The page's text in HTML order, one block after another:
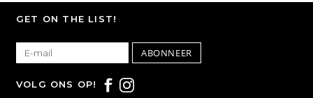
GET ON THE LIST!
ABONNEER
VOLG ONS OP!